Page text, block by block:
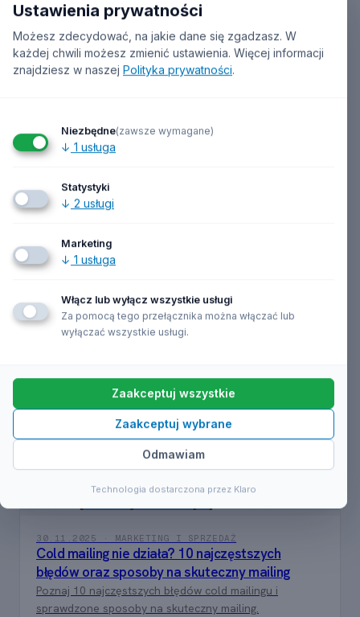
03.12.2025 · RAPORTY
Demograficzny drenaż Polski: jak pięć
metropolii wysysa młodych z 87% powiatów
Czytaj →
30.11.2025 · MARKETING I SPRZEDAŻ
Cold mailing nie działa? 10 najczęstszych
błędów oraz sposoby na skuteczny mailing
Poznaj 10 najczęstszych błędów cold mailingu i
sprawdzone sposoby na skuteczny mailing.
Ustawienia prywatności
Możesz zdecydować, na jakie dane się zgadzasz. W
każdej chwili możesz zmienić ustawienia. Więcej informacji
znajdziesz w naszej Polityka prywatności.
Niezbędne(zawsze wymagane)
↓ 1 usługa
Statystyki
↓ 2 usługi
Marketing
↓ 1 usługa
Włącz lub wyłącz wszystkie usługi
Za pomocą tego przełącznika można włączać lub
wyłączać wszystkie usługi.
Odmawiam
Zaakceptuj wybrane
Zaakceptuj wszystkie
Technologia dostarczona przez Klaro